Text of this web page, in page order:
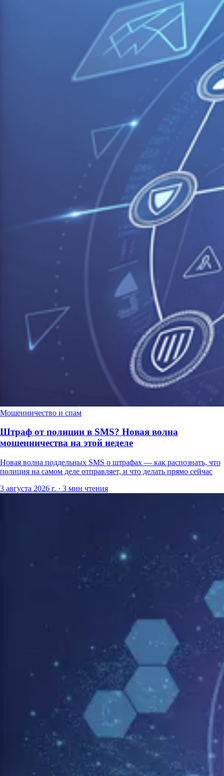
Мошенничество и спам
Штраф от полиции в SMS? Новая волна
мошенничества на этой неделе
Новая волна поддельных SMS о штрафах — как распознать, что
полиция на самом деле отправляет, и что делать прямо сейчас
3 августа 2026 г. · 3 мин чтения